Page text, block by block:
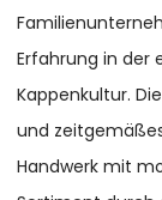
Erfahrung in der
Kappenkultur.
und
Handwerk mit